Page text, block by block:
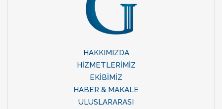
HAKKIMIZDA
HİZMETLERİMİZ
EKİBİMİZ
HABER & MAKALE
ULUSLARARASI